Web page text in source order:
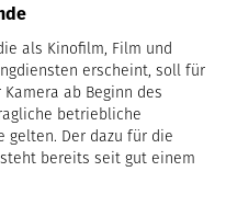
als Kinofilm, Film und
erscheint, soll für
ab Beginn des
betriebliche
gelten. Der dazu für die
bereits seit gut einem